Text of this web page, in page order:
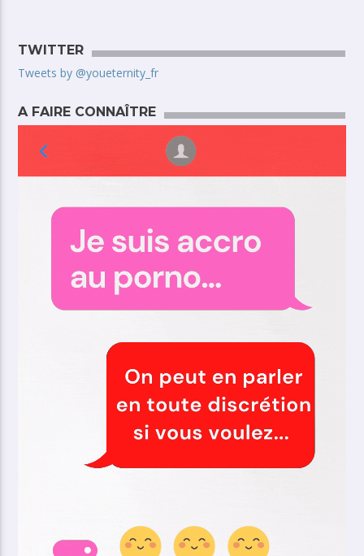
TWITTER
Tweets by @youeternity_fr
A FAIRE CONNAÎTRE